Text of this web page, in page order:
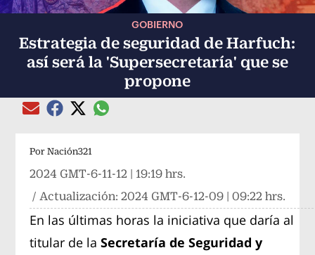
GOBIERNO
Estrategia de seguridad de Harfuch:
así será la 'Supersecretaría' que se
propone
Compartir el artículo actual mediante Email
Compartir el artículo actual mediante Facebook
Compartir el artículo actual mediante Twitter
Compartir el artículo actual mediante
Por Nación321
2024 GMT-6-11-12 | 19:19 hrs.
/ Actualización:2024 GMT-6-12-09 | 09:22 hrs.
En las últimas horas la iniciativa que daría al
titular de laSecretaría de Seguridad y